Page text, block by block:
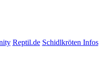
Reptil.de Schidlkröten Infos